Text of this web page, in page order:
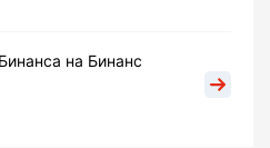
на Бинанс